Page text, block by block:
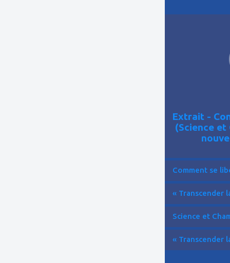
Extrait -
(Science et
Comment se
« Transcender
Science et
« Transcender